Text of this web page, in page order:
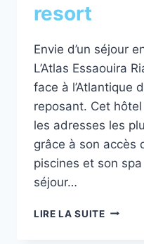
resort
Envie d’un séjour
L’Atlas Essaouira
face à l’Atlantique
reposant. Cet
les adresses les
grâce à son accès
piscines et son
séjour…
LIRE LA SUITEATLAS